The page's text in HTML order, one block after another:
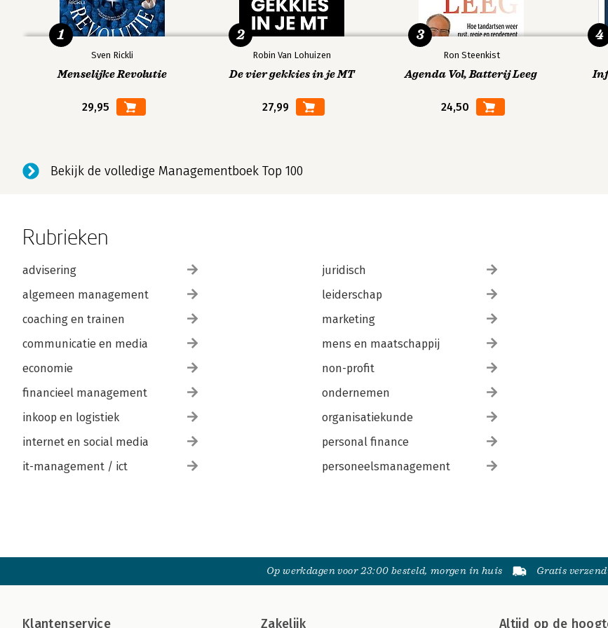
Sven Rickli
Menselijke Revolutie
29,95
1
Robin Van Lohuizen
De vier gekkies in je MT
27,99
2
Ron Steenkist
Agenda Vol, Batterij Leeg
24,50
3 4
Bekijk de volledige Managementboek Top 100
Rubrieken
advisering
algemeen management
coaching en trainen
communicatie en media
economie
financieel management
inkoop en logistiek
internet en social media
it-management / ict
juridisch
leiderschap
marketing
mens en maatschappij
non-profit
ondernemen
organisatiekunde
personal finance
personeelsmanagement
Op werkdagen voor 23:00 besteld, morgen in huis Gratis
Klantenservice Zakelijk Altijd op de